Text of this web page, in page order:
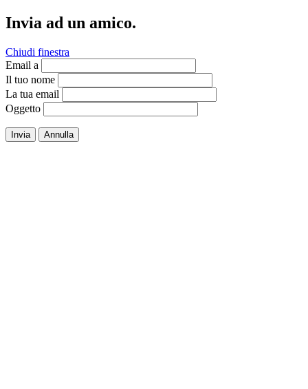
Invia ad un amico.
Chiudi finestra
Email a
Il tuo nome
La tua email
Oggetto
Invia Annulla